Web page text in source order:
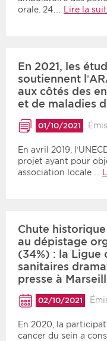
orale. 24… Lire la
En 2021, les
soutiennent
aux côtés des
et de maladies
01/10/2021
En avril 2019,
projet ayant pour
association locale…
Chute
au dépistage
(34%) : la Ligue
sanitaires
presse à
02/10/2021
En 2020, la
cancer du sein a